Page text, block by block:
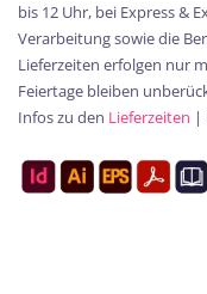
bis 12 Uhr, bei Express &
Verarbeitung sowie die
Lieferzeiten erfolgen nur
Feiertage bleiben
Infos zu den Lieferzeiten |